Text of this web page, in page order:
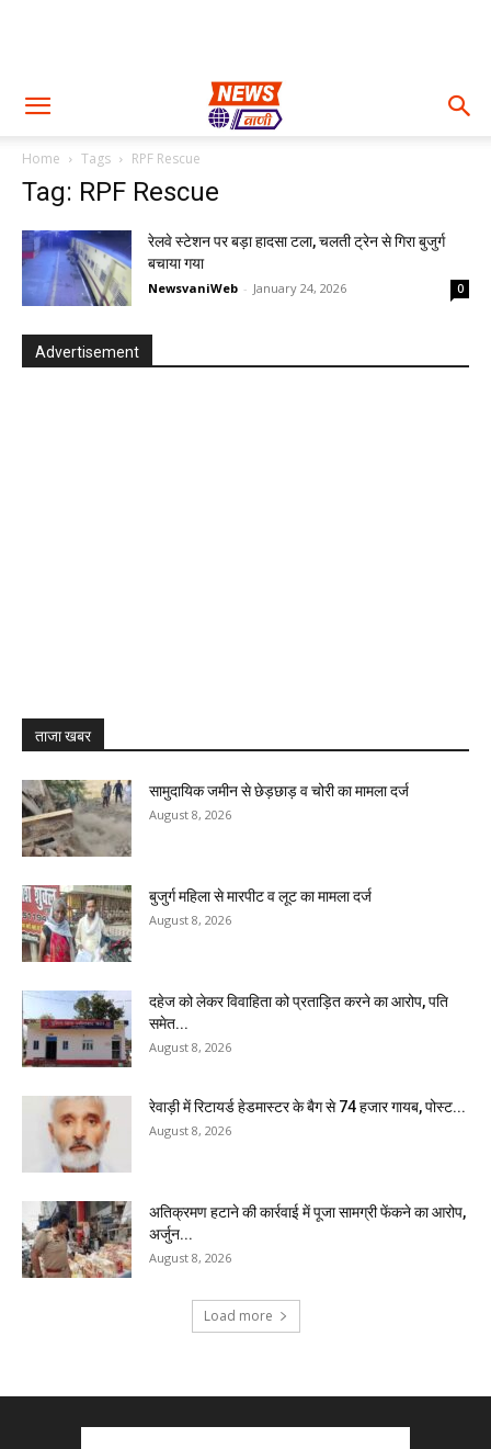
Home Tags RPF Rescue
Tag: RPF Rescue
रेलवे स्टेशन पर बड़ा हादसा टला, चलती ट्रेन से गिरा बुजुर्ग
बचाया गया
NewsvaniWeb - January 24, 2026 0
Advertisement
ताजा खबर
सामुदायिक जमीन से छेड़छाड़ व चोरी का मामला दर्ज
August 8, 2026
बुजुर्ग महिला से मारपीट व लूट का मामला दर्ज
August 8, 2026
दहेज को लेकर विवाहिता को प्रताड़ित करने का आरोप, पति
समेत...
August 8, 2026
रेवाड़ी में रिटायर्ड हेडमास्टर के बैग से ₹74 हजार गायब, पोस्ट...
August 8, 2026
अतिक्रमण हटाने की कार्रवाई में पूजा सामग्री फेंकने का आरोप,
अर्जुन...
August 8, 2026
Load more